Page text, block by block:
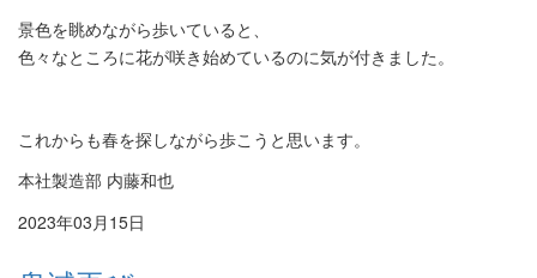
景色を眺めながら歩いていると、
色々なところに花が咲き始めているのに気が付きました。
これからも春を探しながら歩こうと思います。
本社製造部 内藤和也
2023年03月15日